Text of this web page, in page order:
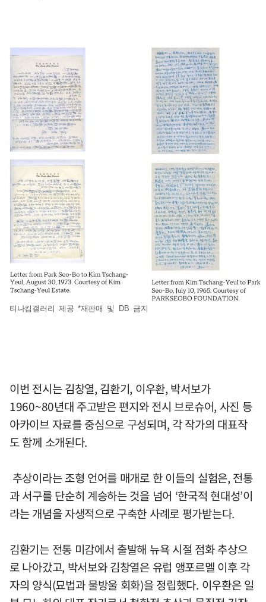
티나킴갤러리 제공 *재판매 및 DB 금지
이번 전시는 김창열, 김환기, 이우환, 박서보가
1960~80년대 주고받은 편지와 전시 브로슈어, 사진 등
아카이브 자료를 중심으로 구성되며, 각 작가의 대표작
도 함께 소개된다.
추상이라는 조형 언어를 매개로 한 이들의 실험은, 전통
과 서구를 단순히 계승하는 것을 넘어 ‘한국적 현대성’이
라는 개념을 자생적으로 구축한 사례로 평가받는다.
김환기는 전통 미감에서 출발해 뉴욕 시절 점화 추상으
로 나아갔고, 박서보와 김창열은 유럽 앵포르멜 이후 각
자의 양식(묘법과 물방울 회화)을 정립했다. 이우환은 일